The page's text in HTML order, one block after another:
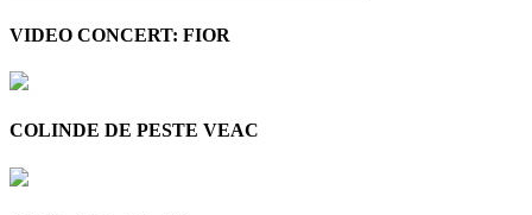
VIDEO CONCERT: FIOR
COLINDE DE PESTE VEAC